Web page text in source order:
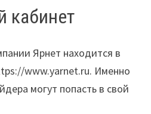
кабинет
Ярнет находится в
www.yarnet.ru. Именно
могут попасть в свой